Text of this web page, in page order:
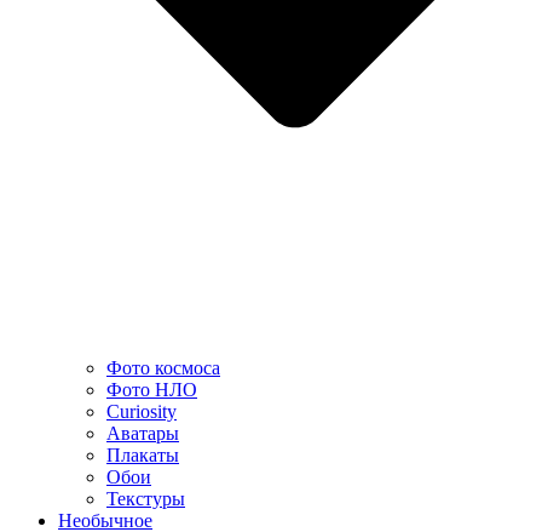
Фото космоса
Фото НЛО
Curiosity
Аватары
Плакаты
Обои
Текстуры
Необычное